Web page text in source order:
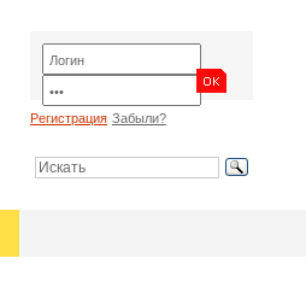
Регистрация Забыли?